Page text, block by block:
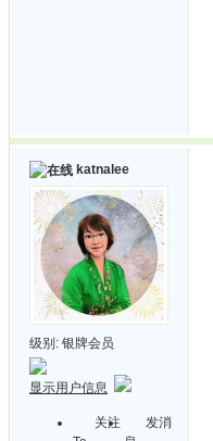
katnalee
级别: 银牌会员
显示用户信息
关注
发消